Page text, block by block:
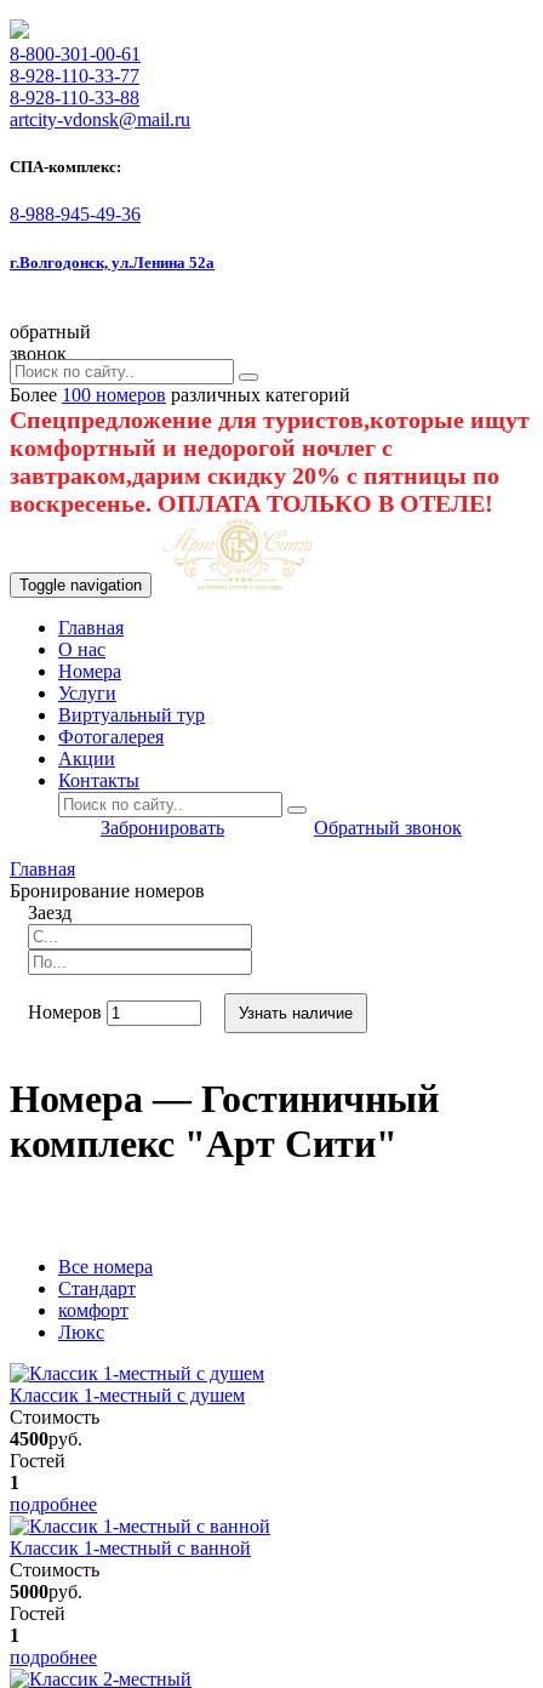
8-800-301-00-61
8-928-110-33-77
8-928-110-33-88
artcity-vdonsk@mail.ru
СПА-комплекс:
8-988-945-49-36
г.Волгодонск, ул.Ленина 52а
обратный
звонок
Более 100 номеров различных категорий
Спецпредложение для туристов,которые ищут
комфортный и недорогой ночлег с
завтраком,дарим скидку 20% с пятницы по
воскресенье. ОПЛАТА ТОЛЬКО В ОТЕЛЕ!
Toggle navigation
Главная
O нас
Номера
Услуги
Виртуальный тур
Фотогалерея
Акции
Контакты
Забронировать
Обратный звонок
Главная
Бронирование номеров
Заезд
Номеров Узнать наличие
Номера — Гостиничный
комплекс "Арт Сити"
Вcе номера
Стандарт
комфорт
Люкс
Классик 1-местный с душем
Стоимость
4500руб.
Гостей
1
подробнее
Классик 1-местный с ванной
Стоимость
5000руб.
Гостей
1
подробнее